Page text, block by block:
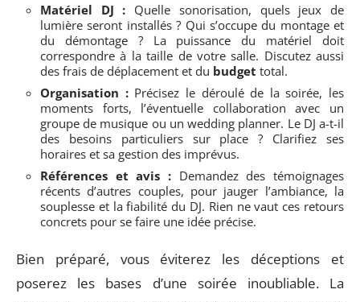
Matériel DJ : Quelle sonorisation, quels jeux de
lumière seront installés ? Qui s’occupe du montage et
du démontage ? La puissance du matériel doit
correspondre à la taille de votre salle. Discutez aussi
des frais de déplacement et du budget total.
Organisation :Précisez le déroulé de la soirée, les
moments forts, l’éventuelle collaboration avec un
groupe de musique ou un wedding planner. Le DJ a-t-il
des besoins particuliers sur place ? Clarifiez ses
horaires et sa gestion des imprévus.
Références et avis : Demandez des témoignages
récents d’autres couples, pour jauger l’ambiance, la
souplesse et la fiabilité du DJ. Rien ne vaut ces retours
concrets pour se faire une idée précise.
Bien préparé, vous éviterez les déceptions et
poserez les bases d’une soirée inoubliable. La